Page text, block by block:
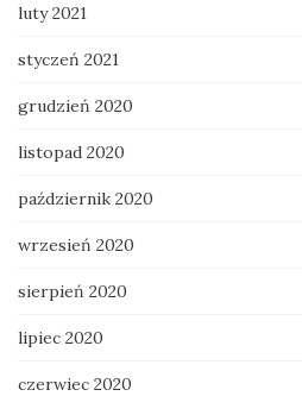
luty 2021
styczeń 2021
grudzień 2020
listopad 2020
październik 2020
wrzesień 2020
sierpień 2020
lipiec 2020
czerwiec 2020